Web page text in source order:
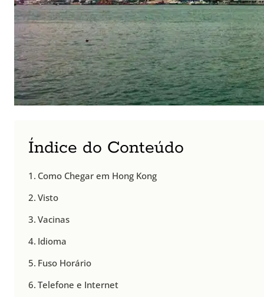
Índice do Conteúdo
Como Chegar em Hong Kong
Visto
Vacinas
Idioma
Fuso Horário
Telefone e Internet